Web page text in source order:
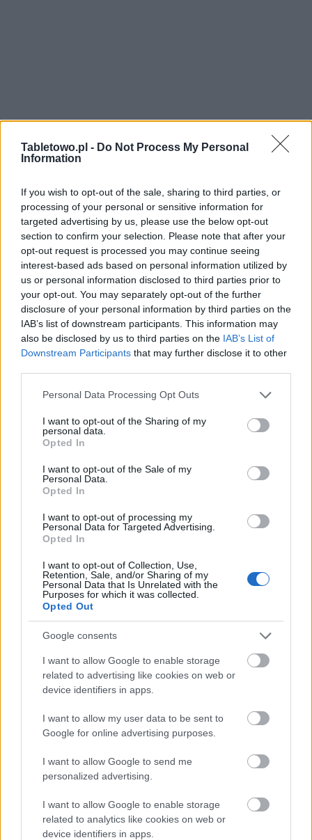
Tabletowo.pl - Do Not Process My Personal
Information
If you wish to opt-out of the sale, sharing to third parties, or
processing of your personal or sensitive information for
targeted advertising by us, please use the below opt-out
section to confirm your selection. Please note that after your
opt-out request is processed you may continue seeing
interest-based ads based on personal information utilized by
us or personal information disclosed to third parties prior to
your opt-out. You may separately opt-out of the further
disclosure of your personal information by third parties on the
IAB’s list of downstream participants. This information may
also be disclosed by us to third parties on the IAB’s List of
Downstream Participants that may further disclose it to other
Please note that this website/app uses one or more Google
not limited to your visit or usage behaviour. You may click to
grant or deny consent to Google and its third-party tags to
use your data for below specified purposes in below Google
consent section.
Personal Data Processing Opt Outs
I want to opt-out of the Sharing of my
personal data.
Opted In
I want to opt-out of the Sale of my
Personal Data.
Opted In
I want to opt-out of processing my
Personal Data for Targeted Advertising.
Opted In
I want to opt-out of Collection, Use,
Retention, Sale, and/or Sharing of my
Personal Data that Is Unrelated with the
Purposes for which it was collected.
Opted Out
Google consents
I want to allow Google to enable storage
related to advertising like cookies on web or
device identifiers in apps.
I want to allow my user data to be sent to
Google for online advertising purposes.
I want to allow Google to send me
personalized advertising.
I want to allow Google to enable storage
related to analytics like cookies on web or
device identifiers in apps.